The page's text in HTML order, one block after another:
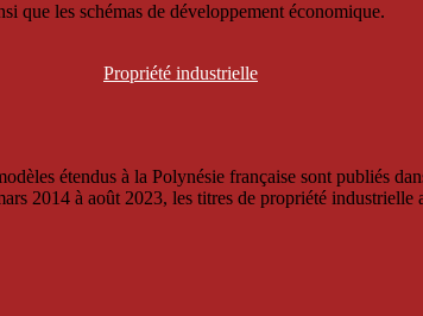
que les schémas de développement économique.
Propriété industrielle
étendus à la Polynésie française sont publiés
2014 à août 2023, les titres de propriété